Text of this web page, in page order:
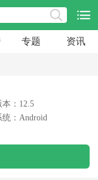
专题 资讯
本：12.5
统：Android